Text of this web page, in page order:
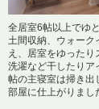
全居室6帖以上でゆ
土間収納、ウォーク
え、居室をゆった
洗濯など干したりア
帖の主寝室は掃き出
部屋に仕上がりまし